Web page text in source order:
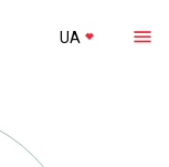
UA